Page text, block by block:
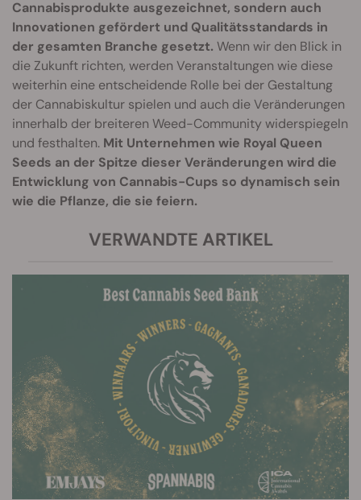
Cannabisprodukte ausgezeichnet, sondern auch
Innovationen gefördert und Qualitätsstandards in
der gesamten Branche gesetzt. Wenn wir den Blick in
die Zukunft richten, werden Veranstaltungen wie diese
weiterhin eine entscheidende Rolle bei der Gestaltung
der Cannabiskultur spielen und auch die Veränderungen
innerhalb der breiteren Weed-Community widerspiegeln
und festhalten. Mit Unternehmen wie Royal Queen
Seeds an der Spitze dieser Veränderungen wird die
Entwicklung von Cannabis-Cups so dynamisch sein
wie die Pflanze, die sie feiern.
VERWANDTE ARTIKEL